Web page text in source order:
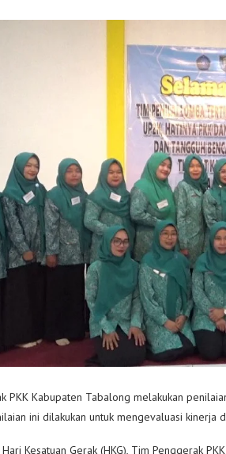
PKK Kabupaten Tabalong melakukan
ini dilakukan untuk mengevaluasi kinerja
Kesatuan Gerak (HKG), Tim Penggerak